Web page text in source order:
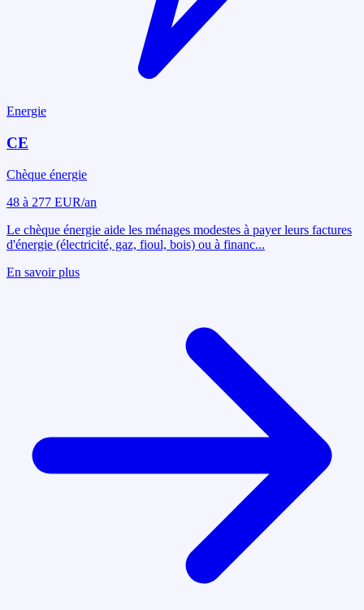
Energie
CE
Chèque énergie
48 à 277 EUR/an
Le chèque énergie aide les ménages modestes à payer leurs factures
d'énergie (électricité, gaz, fioul, bois) ou à financ...
En savoir plus